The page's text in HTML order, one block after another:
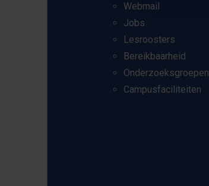
Webmail
Jobs
Lesroosters
Bereikbaarheid
Onderzoeksgroepen
Campusfaciliteiten